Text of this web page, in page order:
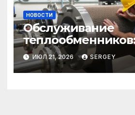
НОВОСТИ
Обслуживание
сохранить
избежать
ИЮЛ 21, 2026 SERGEY